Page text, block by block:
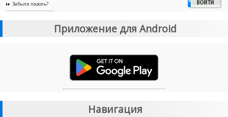
Забыли пароль?
Приложение для Android
Навигация